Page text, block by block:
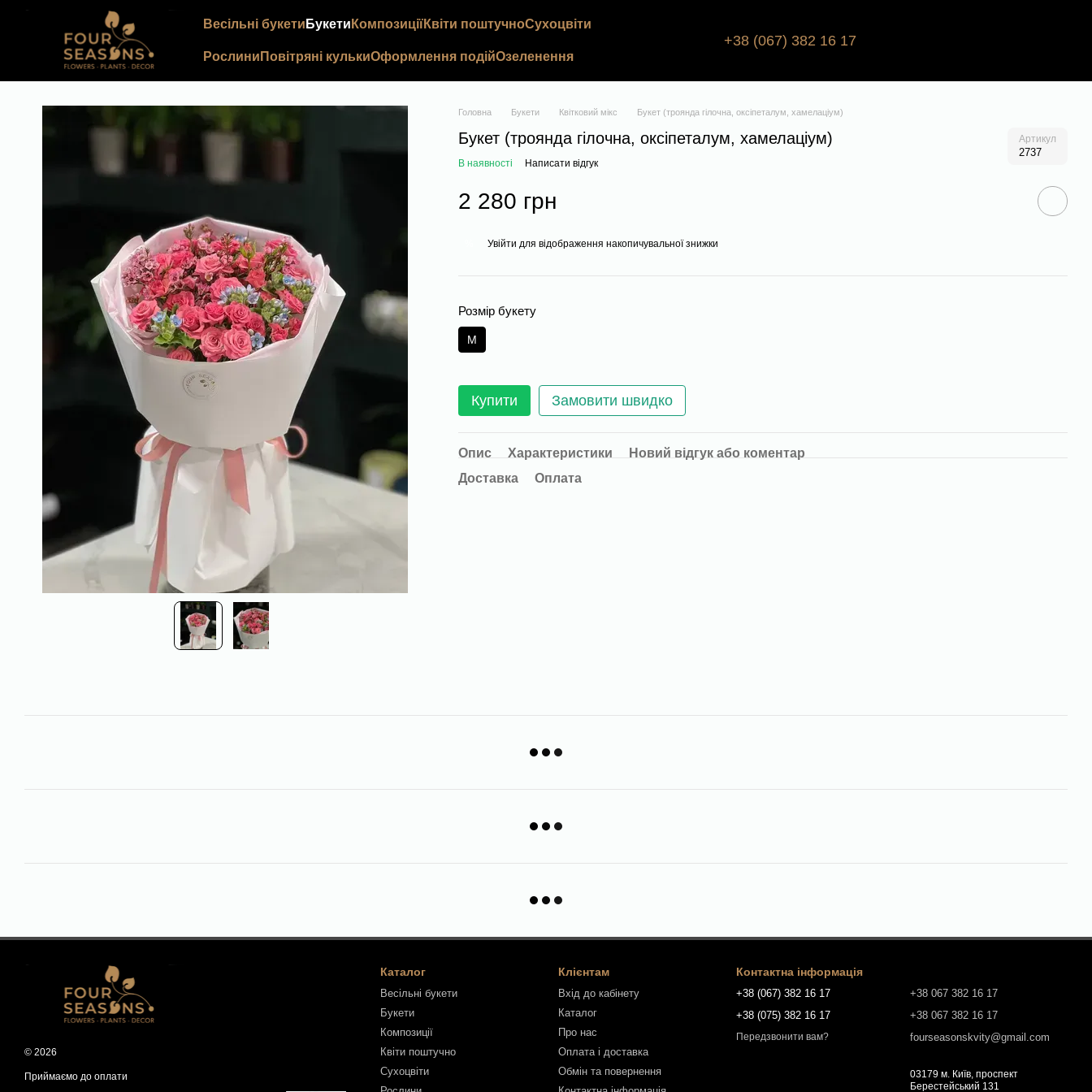
Перейти до основного контенту
Весільні букети Букети КомпозиціїКвіти поштучноСухоцвіти
Рослини Повітряні кулькиОформлення подійОзеленення
+38 (067) 382 16 17
Головна Букети Квітковий мікс Букет (троянда гілочна, оксіпеталум, хамелаціум)
Букет (троянда гілочна, оксіпеталум, хамелаціум) Артикул
2737
В наявності Написати відгук
2 280 грн
Увійти для відображення накопичувальної знижки
Розмір букету
M
Купити Замовити швидко
Опис Характеристики
Новий відгук або коментар
Доставка
Оплата
© 2026
Приймаємо до оплати
Каталог
Весільні букети
Букети
Композиції
Квіти поштучно
Сухоцвіти
Клієнтам
Вхід до кабінету
Каталог
Про нас
Оплата і доставка
Обмін та повернення
Контактна інформація
+38 (067) 382 16 17
+38 (075) 382 16 17
Передзвонити вам?
+38 067 382 16 17
+38 067 382 16 17
fourseasonskvity@gmail.com
03179 м. Київ, проспект
Берестейський 131